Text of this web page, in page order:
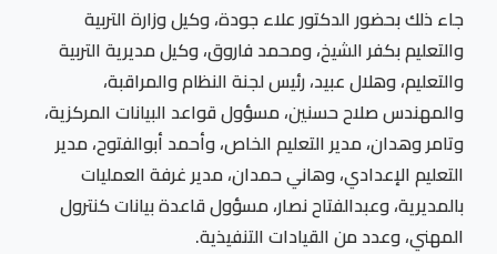
جاء ذلك بحضور الدكتور علاء جودة، وكيل وزارة التربية
والتعليم بكفر الشيخ، ومحمد فاروق، وكيل مديرية التربية
والتعليم، وهلال عبيد، رئيس لجنة النظام والمراقبة،
والمهندس صلاح حسنين، مسؤول قواعد البيانات المركزية،
وتامر وهدان، مدير التعليم الخاص، وأحمد أبوالفتوح، مدير
التعليم الإعدادي، وهاني حمدان، مدير غرفة العمليات
بالمديرية، وعبدالفتاح نصار، مسؤول قاعدة بيانات كنترول
المهني، وعدد من القيادات التنفيذية.